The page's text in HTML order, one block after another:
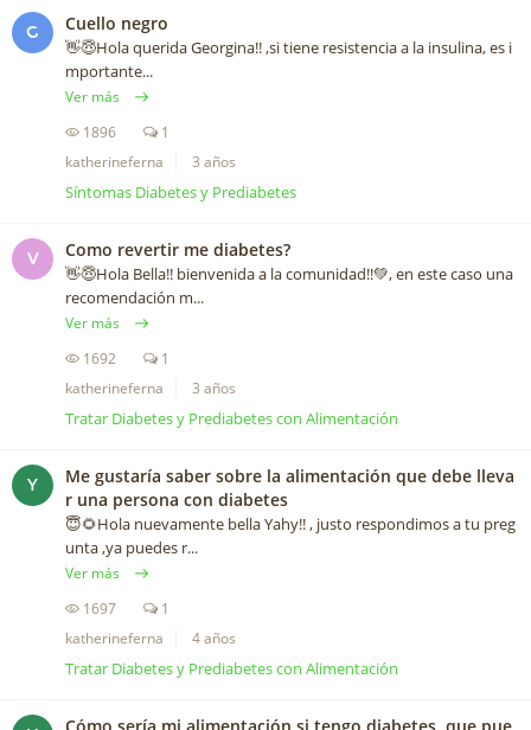
G Cuello negro
👋😇Hola querida Georgina!! ,si tiene resistencia a la insulina, es i
mportante...
Ver más
1896
1
katherineferna
3 años
Síntomas Diabetes y Prediabetes
V Como revertir me diabetes?
👋😇Hola Bella!! bienvenida a la comunidad!!💚, en este caso una
recomendación m...
Ver más
1692
1
katherineferna
3 años
Tratar Diabetes y Prediabetes con Alimentación
Y
Me gustaría saber sobre la alimentación que debe lleva
r una persona con diabetes
😇🌻Hola nuevamente bella Yahy!! , justo respondimos a tu preg
unta ,ya puedes r...
Ver más
1697
1
katherineferna
4 años
Tratar Diabetes y Prediabetes con Alimentación
Cómo sería mi alimentación si tengo diabetes, que pue